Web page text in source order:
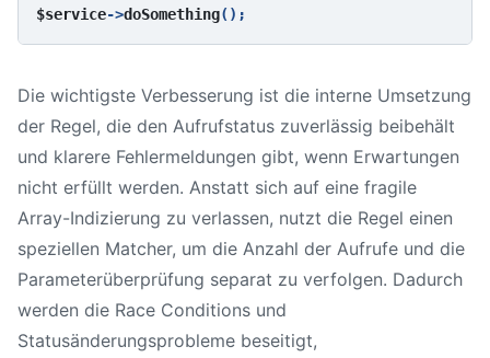
$service->doSomething
Die wichtigste Verbesserung ist die interne Umsetzung
der Regel, die den Aufrufstatus zuverlässig beibehält
und klarere Fehlermeldungen gibt, wenn Erwartungen
nicht erfüllt werden. Anstatt sich auf eine fragile
Array-Indizierung zu verlassen, nutzt die Regel einen
speziellen Matcher, um die Anzahl der Aufrufe und die
Parameterüberprüfung separat zu verfolgen. Dadurch
werden die Race Conditions und
Statusänderungsprobleme beseitigt,